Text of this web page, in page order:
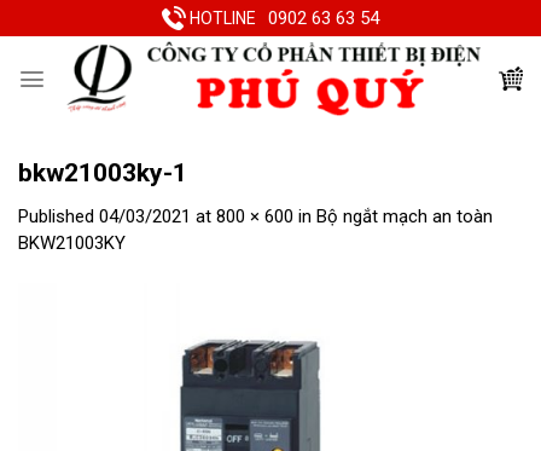
to
HOTLINE 0902 63 63 54
bkw21003ky-1
Published 04/03/2021 at 800 × 600 in Bộ ngắt mạch an toàn
BKW21003KY